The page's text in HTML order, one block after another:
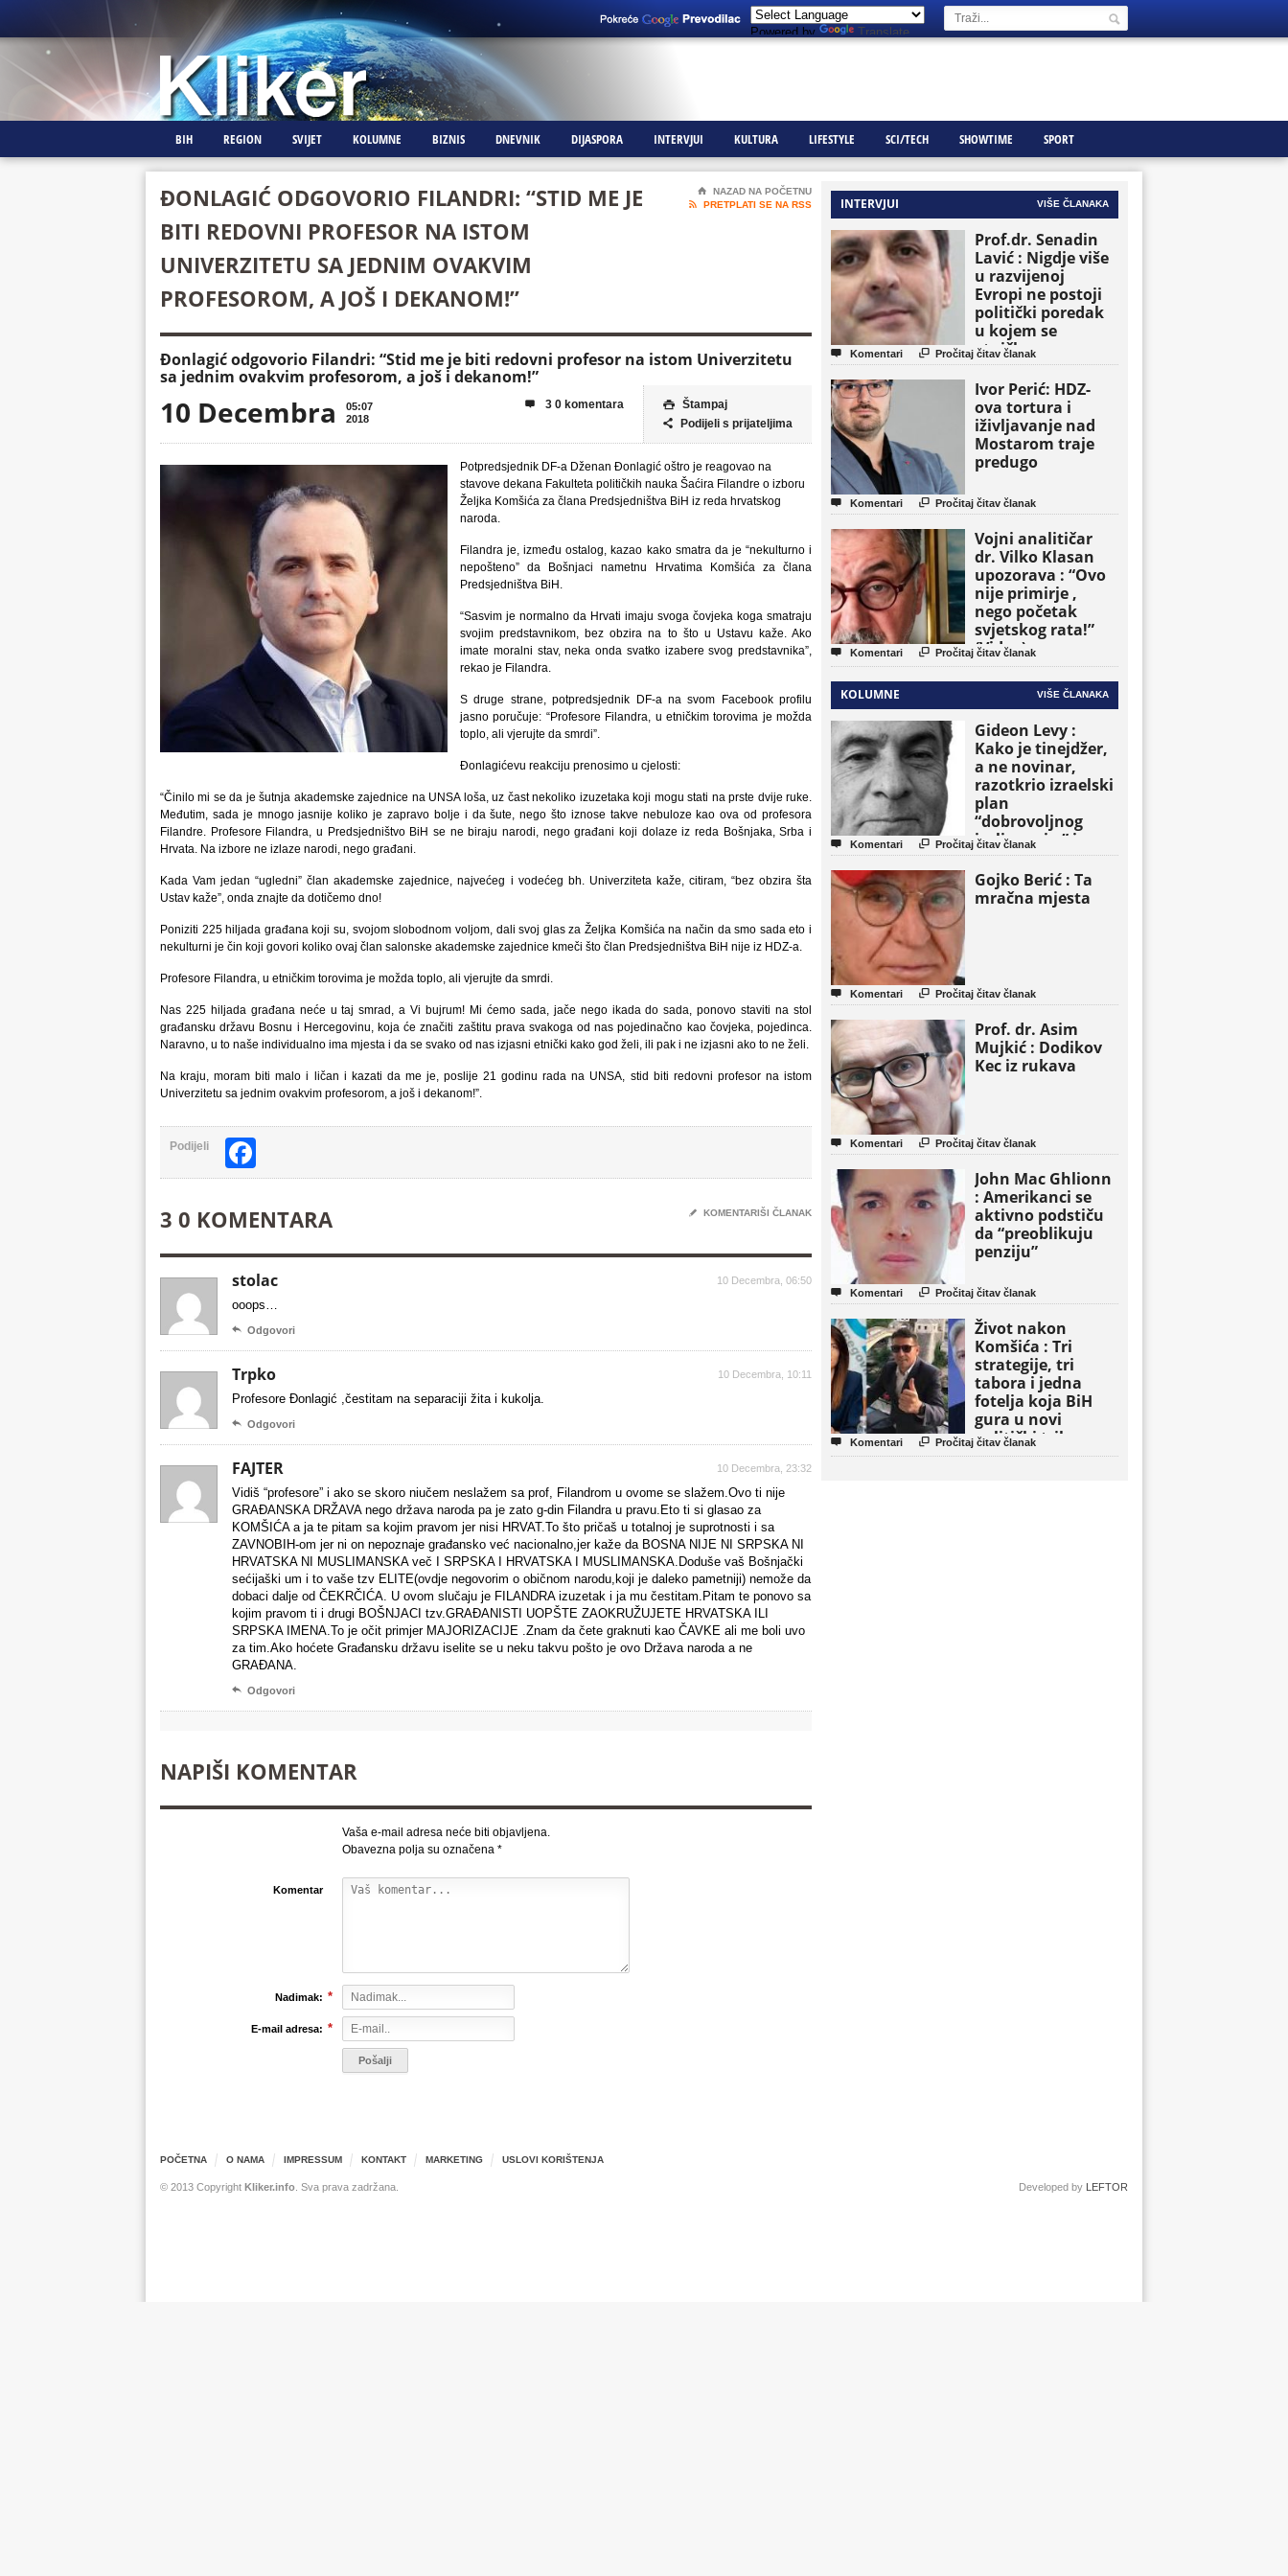
Powered by Translate
BIH REGION SVIJET KOLUMNE BIZNIS DNEVNIK DIJASPORA INTERVJUI KULTURA LIFESTYLE SCI/TECH SHOWTIME SPORT
ĐONLAGIĆ ODGOVORIO FILANDRI: “STID ME JE
BITI REDOVNI PROFESOR NA ISTOM
UNIVERZITETU SA JEDNIM OVAKVIM
PROFESOROM, A JOŠ I DEKANOM!”
⌂
NAZAD NA POČETNU

PRETPLATI SE NA RSS
Đonlagić odgovorio Filandri: “Stid me je biti redovni profesor na istom Univerzitetu
sa jednim ovakvim profesorom, a još i dekanom!”
10 Decembra
05:07
2018
 Štampaj
 Podijeli s prijateljima
 3 0 komentara
Potpredsjednik DF-a Dženan Đonlagić oštro je reagovao na
stavove dekana Fakulteta političkih nauka Šaćira Filandre o izboru
Željka Komšića za člana Predsjedništva BiH iz reda hrvatskog
naroda.
Filandra je, između ostalog, kazao kako smatra da je “nekulturno i
nepošteno” da Bošnjaci nametnu Hrvatima Komšića za člana
Predsjedništva BiH.
“Sasvim je normalno da Hrvati imaju svoga čovjeka koga smatraju
svojim predstavnikom, bez obzira na to što u Ustavu kaže. Ako
imate moralni stav, neka onda svatko izabere svog predstavnika”,
rekao je Filandra.
S druge strane, potpredsjednik DF-a na svom Facebook profilu
jasno poručuje: “Profesore Filandra, u etničkim torovima je možda
toplo, ali vjerujte da smrdi”.
Đonlagićevu reakciju prenosimo u cjelosti:
“Činilo mi se da je šutnja akademske zajednice na UNSA loša, uz čast nekoliko izuzetaka koji mogu stati na prste dvije ruke.
Međutim, sada je mnogo jasnije koliko je zapravo bolje i da šute, nego što iznose takve nebuloze kao ova od profesora
Filandre. Profesore Filandra, u Predsjedništvo BiH se ne biraju narodi, nego građani koji dolaze iz reda Bošnjaka, Srba i
Hrvata. Na izbore ne izlaze narodi, nego građani.
Kada Vam jedan “ugledni” član akademske zajednice, najvećeg i vodećeg bh. Univerziteta kaže, citiram, “bez obzira šta
Ustav kaže”, onda znajte da dotičemo dno!
Poniziti 225 hiljada građana koji su, svojom slobodnom voljom, dali svoj glas za Željka Komšića na način da smo sada eto i
nekulturni je čin koji govori koliko ovaj član salonske akademske zajednice kmeči što član Predsjedništva BiH nije iz HDZ-a.
Profesore Filandra, u etničkim torovima je možda toplo, ali vjerujte da smrdi.
Nas 225 hiljada građana neće u taj smrad, a Vi bujrum! Mi ćemo sada, jače nego ikada do sada, ponovo staviti na stol
građansku državu Bosnu i Hercegovinu, koja će značiti zaštitu prava svakoga od nas pojedinačno kao čovjeka, pojedinca.
Naravno, u to naše individualno ima mjesta i da se svako od nas izjasni etnički kako god želi, ili pak i ne izjasni ako to ne želi.
Na kraju, moram biti malo i ličan i kazati da me je, poslije 21 godinu rada na UNSA, stid biti redovni profesor na istom
Univerzitetu sa jednim ovakvim profesorom, a još i dekanom!”.
Podijeli
3 0 KOMENTARA ✎ KOMENTARIŠI ČLANAK
stolac 10 Decembra, 06:50
ooops…
 Odgovori
Trpko 10 Decembra, 10:11
Profesore Đonlagić ,čestitam na separaciji žita i kukolja.
 Odgovori
FAJTER 10 Decembra, 23:32
Vidiš “profesore” i ako se skoro niučem neslažem sa prof, Filandrom u ovome se slažem.Ovo ti nije
GRAĐANSKA DRŽAVA nego država naroda pa je zato g-din Filandra u pravu.Eto ti si glasao za
KOMŠIĆA a ja te pitam sa kojim pravom jer nisi HRVAT.To što pričaš u totalnoj je suprotnosti i sa
ZAVNOBIH-om jer ni on nepoznaje građansko već nacionalno,jer kaže da BOSNA NIJE NI SRPSKA NI
HRVATSKA NI MUSLIMANSKA več I SRPSKA I HRVATSKA I MUSLIMANSKA.Doduše vaš Bošnjački
sećijaški um i to vaše tzv ELITE(ovdje negovorim o običnom narodu,koji je daleko pametniji) nemože da
dobaci dalje od ČEKRČIĆA. U ovom slučaju je FILANDRA izuzetak i ja mu čestitam.Pitam te ponovo sa
kojim pravom ti i drugi BOŠNJACI tzv.GRAĐANISTI UOPŠTE ZAOKRUŽUJETE HRVATSKA ILI
SRPSKA IMENA.To je očit primjer MAJORIZACIJE .Znam da čete graknuti kao ČAVKE ali me boli uvo
za tim.Ako hoćete Građansku državu iselite se u neku takvu pošto je ovo Država naroda a ne
GRAĐANA.
 Odgovori
NAPIŠI KOMENTAR
Vaša e-mail adresa neće biti objavljena.
Obavezna polja su označena *
Komentar
Nadimak: *
E-mail adresa: *
INTERVJUI VIŠE ČLANAKA
Prof.dr. Senadin
Lavić : Nigdje više
u razvijenoj
Evropi ne postoji
politički poredak
u kojem se
etničke grupe
pojavljuju kao
osnovne političke
jedinice
 Komentari  Pročitaj čitav članak
Ivor Perić: HDZ-
ova tortura i
iživljavanje nad
Mostarom traje
predugo
 Komentari  Pročitaj čitav članak
Vojni analitičar
dr. Vilko Klasan
upozorava : “Ovo
nije primirje ,
nego početak
svjetskog rata!”
(Video)
 Komentari  Pročitaj čitav članak
KOLUMNE VIŠE ČLANAKA
Gideon Levy :
Kako je tinejdžer,
a ne novinar,
razotkrio izraelski
plan
“dobrovoljnog
iseljavanja ” iz
Gaze
 Komentari  Pročitaj čitav članak
Gojko Berić : Ta
mračna mjesta
 Komentari  Pročitaj čitav članak
Prof. dr. Asim
Mujkić : Dodikov
Kec iz rukava
 Komentari  Pročitaj čitav članak
John Mac Ghlionn
: Amerikanci se
aktivno podstiču
da “preoblikuju
penziju”
 Komentari  Pročitaj čitav članak
Život nakon
Komšića : Tri
strategije, tri
tabora i jedna
fotelja koja BiH
gura u novi
politički triler
 Komentari  Pročitaj čitav članak
POČETNA O NAMA IMPRESSUM KONTAKT MARKETING USLOVI KORIŠTENJA
© 2013 Copyright Kliker.info . Sva prava zadržana. Developed by LEFTOR